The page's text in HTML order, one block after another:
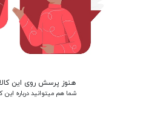
هنوز پرسش روی این
شما هم میتوانید درباره